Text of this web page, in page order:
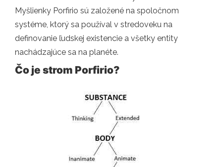
Myšlienky Porfirio sú založené na spoločnom
systéme, ktorý sa používal v stredoveku na
definovanie ľudskej existencie a všetky entity
nachádzajúce sa na planéte.
Čo je strom Porfirio?